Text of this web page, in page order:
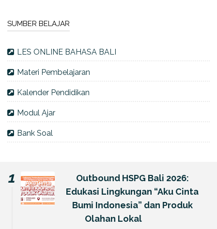
SUMBER BELAJAR
LES ONLINE BAHASA BALI
Materi Pembelajaran
Kalender Pendidikan
Modul Ajar
Bank Soal
Outbound HSPG Bali 2026:
Edukasi Lingkungan “Aku Cinta
Bumi Indonesia” dan Produk
Olahan Lokal